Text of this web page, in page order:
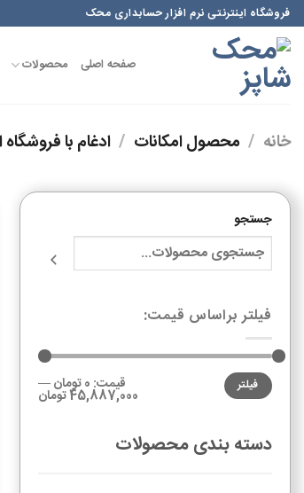
فروشگاه اینترنتی نرم افزار حسابداری محک
صفحه اصلی محصولات
خانه / محصول امکانات / ادغام با فروشگاه
جستجو
فیلتر براساس قیمت:
فیلتر قیمت: 0 تومان —
45,887,000 تومان
دسته بندی محصولات